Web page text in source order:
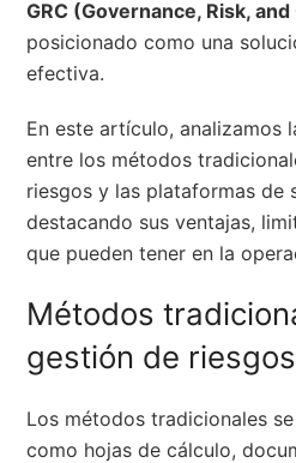
GRC (Governance, Risk,
posicionado como una
efectiva.
En este artículo, analizamos
entre los métodos
riesgos y las plataformas de
destacando sus ventajas,
que pueden tener en la
Métodos
gestión de riesgos
Los métodos tradicionales
como hojas de cálculo,